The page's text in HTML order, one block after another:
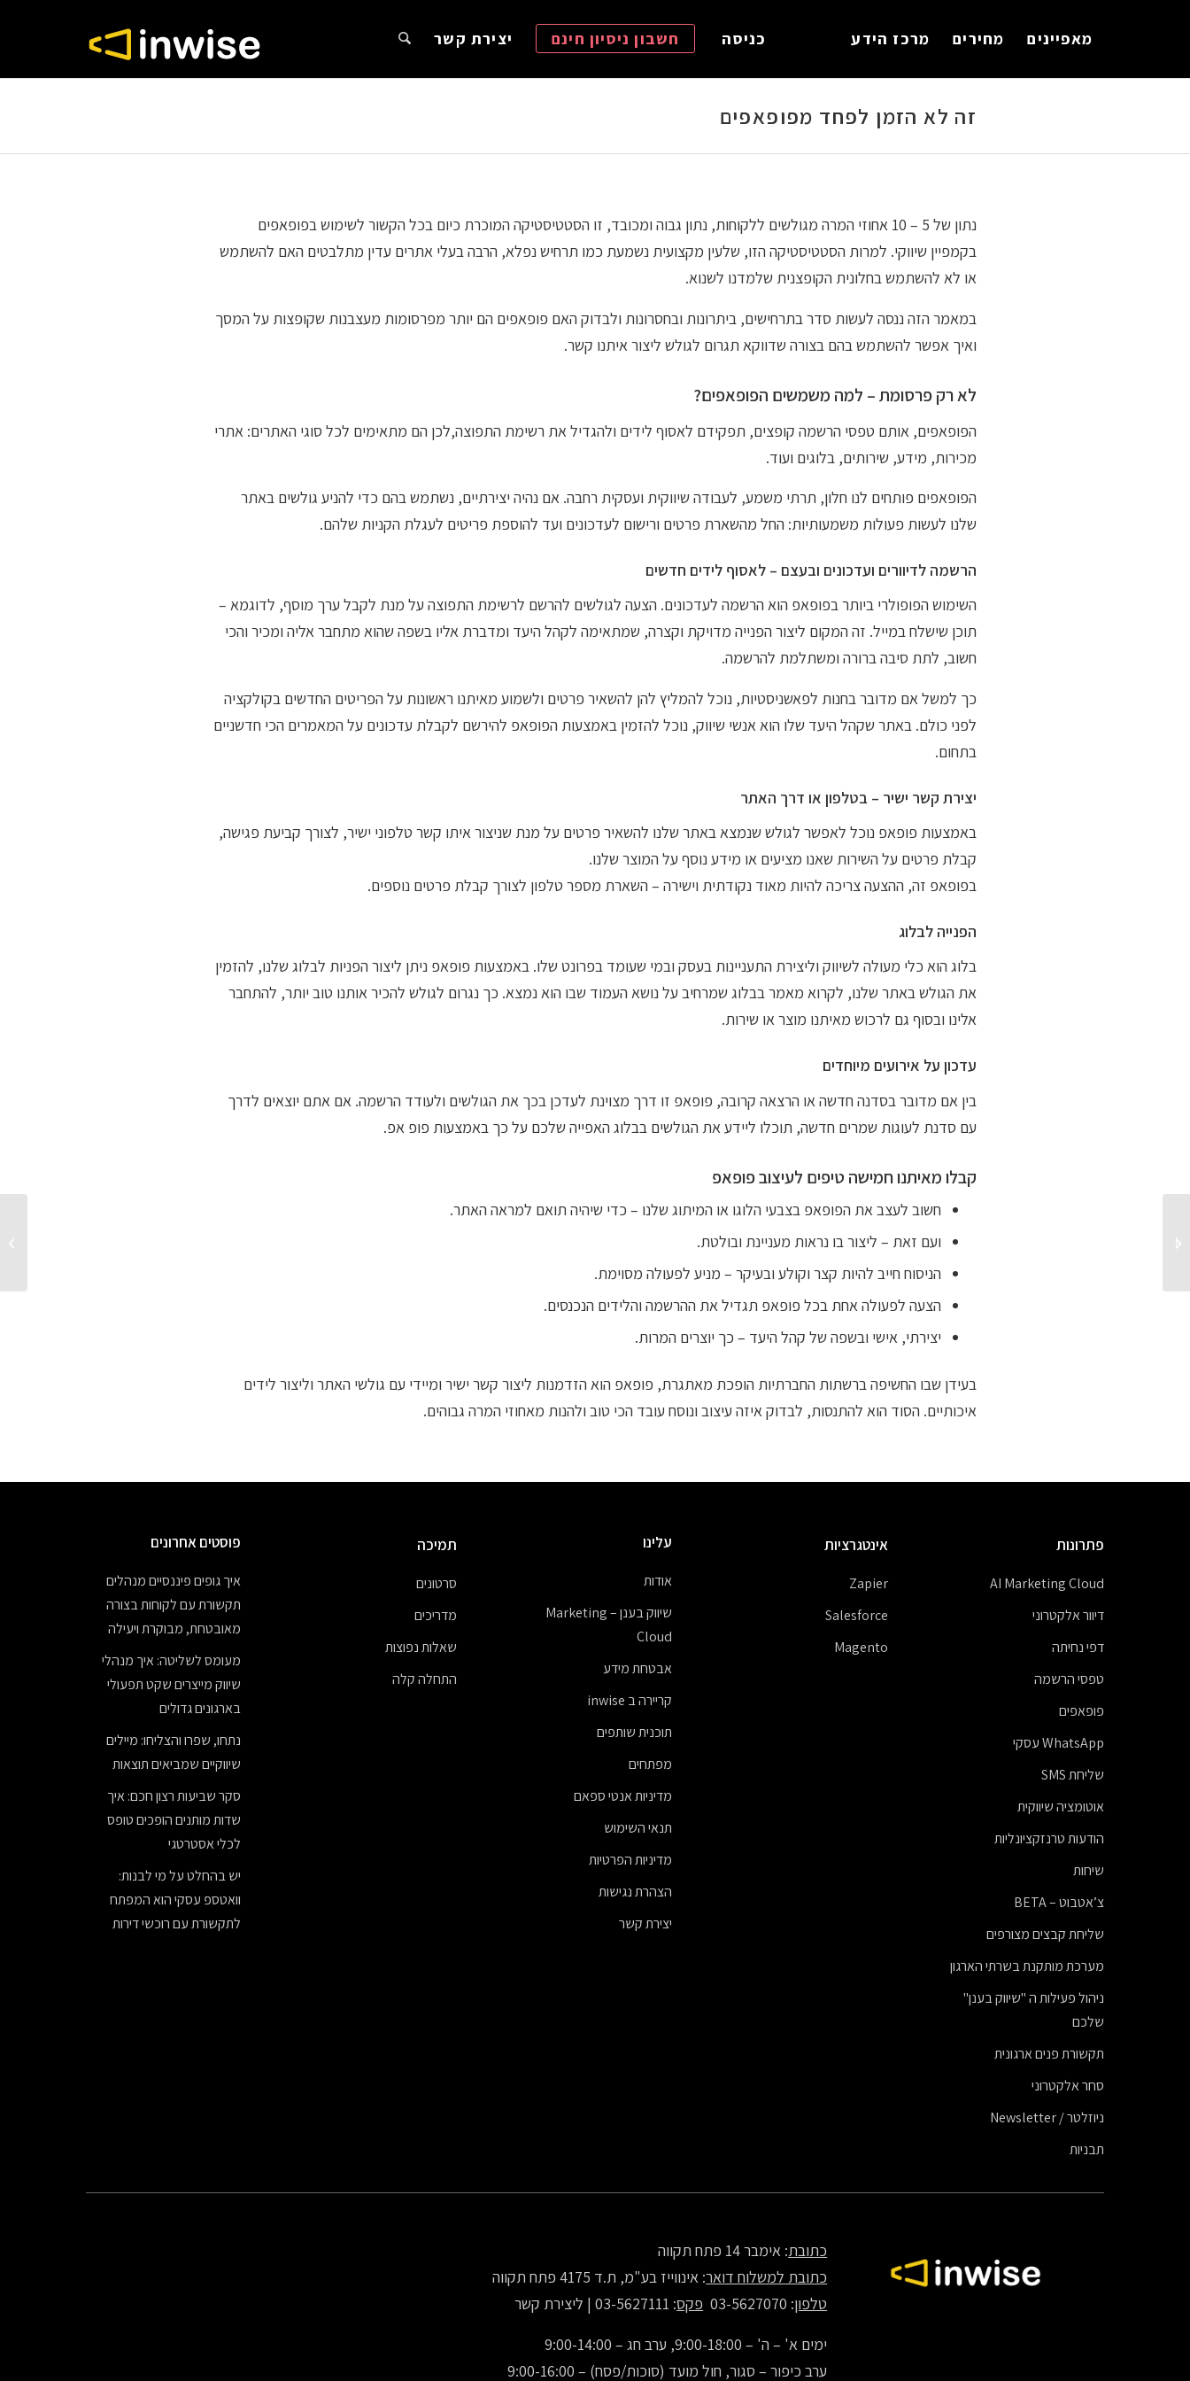
מאפיינים מחירים מרכז הידע כניסה חשבון ניסיון חינם יצירת קשר
זה לא הזמן לפחד מפופאפים
נתון של 5 – 10 אחוזי המרה מגולשים ללקוחות, נתון גבוה ומכובד, זו הסטטיסטיקה המוכרת כיום בכל הקשור לשימוש בפופאפים
בקמפיין שיווקי. למרות הסטטיסטיקה הזו, שלעין מקצועית נשמעת כמו תרחיש נפלא, הרבה בעלי אתרים עדין מתלבטים האם להשתמש
או לא להשתמש בחלונית הקופצנית שלמדנו לשנוא.
במאמר הזה ננסה לעשות סדר בתרחישים, ביתרונות ובחסרונות ולבדוק האם פופאפים הם יותר מפרסומות מעצבנות שקופצות על המסך
ואיך אפשר להשתמש בהם בצורה שדווקא תגרום לגולש ליצור איתנו קשר.
לא רק פרסומת – למה משמשים הפופאפים?
הפופאפים, אותם טפסי הרשמה קופצים, תפקידם לאסוף לידים ולהגדיל את רשימת התפוצה,לכן הם מתאימים לכל סוגי האתרים: אתרי
מכירות, מידע, שירותים, בלוגים ועוד.
הפופאפים פותחים לנו חלון, תרתי משמע, לעבודה שיווקית ועסקית רחבה. אם נהיה יצירתיים, נשתמש בהם כדי להניע גולשים באתר
שלנו לעשות פעולות משמעותיות: החל מהשארת פרטים ורישום לעדכונים ועד להוספת פריטים לעגלת הקניות שלהם.
הרשמה לדיוורים ועדכונים ובעצם – לאסוף לידים חדשים
השימוש הפופולרי ביותר בפופאפ הוא הרשמה לעדכונים. הצעה לגולשים להרשם לרשימת התפוצה על מנת לקבל ערך מוסף, לדוגמא –
תוכן שישלח במייל. זה המקום ליצור הפנייה מדויקת וקצרה, שמתאימה לקהל היעד ומדברת אליו בשפה שהוא מתחבר אליה ומכיר והכי
חשוב, לתת סיבה ברורה ומשתלמת להרשמה.
כך למשל אם מדובר בחנות לפאשניסטיות, נוכל להמליץ להן להשאיר פרטים ולשמוע מאיתנו ראשונות על הפריטים החדשים בקולקציה
לפני כולם. באתר שקהל היעד שלו הוא אנשי שיווק, נוכל להזמין באמצעות הפופאפ להירשם לקבלת עדכונים על המאמרים הכי חדשניים
בתחום.
יצירת קשר ישיר – בטלפון או דרך האתר
באמצעות פופאפ נוכל לאפשר לגולש שנמצא באתר שלנו להשאיר פרטים על מנת שניצור איתו קשר טלפוני ישיר, לצורך קביעת פגישה,
קבלת פרטים על השירות שאנו מציעים או מידע נוסף על המוצר שלנו.
בפופאפ זה, ההצעה צריכה להיות מאוד נקודתית וישירה – השארת מספר טלפון לצורך קבלת פרטים נוספים.
הפנייה לבלוג
בלוג הוא כלי מעולה לשיווק וליצירת התעניינות בעסק ובמי שעומד בפרונט שלו. באמצעות פופאפ ניתן ליצור הפניות לבלוג שלנו, להזמין
את הגולש באתר שלנו, לקרוא מאמר בבלוג שמרחיב על נושא העמוד שבו הוא נמצא. כך נגרום לגולש להכיר אותנו טוב יותר, להתחבר
אלינו ובסוף גם לרכוש מאיתנו מוצר או שירות.
עדכון על אירועים מיוחדים
בין אם מדובר בסדנה חדשה או הרצאה קרובה, פופאפ זו דרך מצוינת לעדכן בכך את הגולשים ולעודד הרשמה. אם אתם יוצאים לדרך
עם סדנת לעוגות שמרים חדשה, תוכלו ליידע את הגולשים בבלוג האפייה שלכם על כך באמצעות פופ אפ.
קבלו מאיתנו חמישה טיפים לעיצוב פופאפ
חשוב לעצב את הפופאפ בצבעי הלוגו או המיתוג שלנו – כדי שיהיה תואם למראה האתר.
ועם זאת – ליצור בו נראות מעניינת ובולטת.
הניסוח חייב להיות קצר וקולע ובעיקר – מניע לפעולה מסוימת.
הצעה לפעולה אחת בכל פופאפ תגדיל את ההרשמה והלידים הנכנסים.
יצירתי, אישי ובשפה של קהל היעד – כך יוצרים המרות.
בעידן שבו החשיפה ברשתות החברתיות הופכת מאתגרת, פופאפ הוא הזדמנות ליצור קשר ישיר ומיידי עם גולשי האתר וליצור לידים
איכותיים. הסוד הוא להתנסות, לבדוק איזה עיצוב ונוסח עובד הכי טוב ולהנות מאחוזי המרה גבוהים.
פתרונות
AI Marketing Cloud
דיוור אלקטרוני
דפי נחיתה
טפסי הרשמה
פופאפים
WhatsApp עסקי
שליחת SMS
אוטומציה שיווקית
הודעות טרנזקציונליות
שיחות
צ’אטבוט – BETA
שליחת קבצים מצורפים
מערכת מותקנת בשרתי הארגון
ניהול פעילות ה "שיווק בענן"
שלכם
תקשורת פנים ארגונית
סחר אלקטרוני
ניוזלטר / Newsletter
תבניות
אינטגרציות
Zapier
Salesforce
Magento
עלינו
אודות
שיווק בענן – Marketing
Cloud
אבטחת מידע
קריירה ב inwise
תוכנית שותפים
מפתחים
מדיניות אנטי ספאם
תנאי השימוש
מדיניות הפרטיות
הצהרת נגישות
יצירת קשר
תמיכה
סרטונים
מדריכים
שאלות נפוצות
התחלה קלה
פוסטים אחרונים
איך גופים פיננסיים מנהלים
תקשורת עם לקוחות בצורה
מאובטחת, מבוקרת ויעילה
מעומס לשליטה: איך מנהלי
שיווק מייצרים שקט תפעולי
בארגונים גדולים
נתחו, שפרו והצליחו: מיילים
שיווקיים שמביאים תוצאות
סקר שביעות רצון חכם: איך
שדות מותנים הופכים טופס
לכלי אסטרטגי
יש בהחלט על מי לבנות:
וואטספ עסקי הוא המפתח
לתקשורת עם רוכשי דירות
כתובת: אימבר 14 פתח תקווה
כתובת למשלוח דואר: אינווייז בע"מ, ת.ד 4175 פתח תקווה
טלפון: 03-5627070 פקס: 03-5627111 |
ליצירת קשר
ימים א' – ה' – 9:00-18:00, ערב חג – 9:00-14:00
ערב כיפור – סגור, חול מועד (סוכות/פסח) – 9:00-16:00
2019